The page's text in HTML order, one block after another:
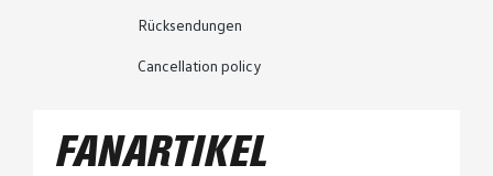
Rücksendungen
Cancellation policy
FANARTIKEL